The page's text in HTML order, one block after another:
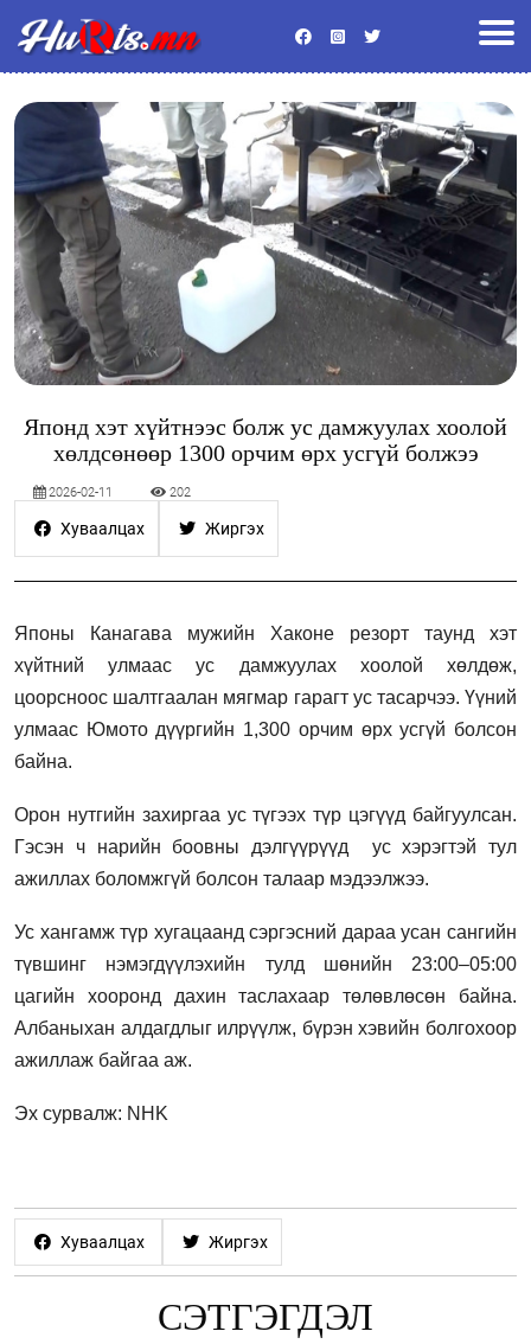
Японд хэт хүйтнээс болж ус дамжуулах хоолой
хөлдсөнөөр 1300 орчим өрх усгүй болжээ
2026-02-11 202
Хуваалцах Жиргэх
Японы Канагавa мужийн Хаконе резорт таунд хэт
хүйтний улмаас ус дамжуулах хоолой хөлдөж,
цоорсноос шалтгаалан мягмар гарагт ус тасарчээ. Үүний
улмаас Юмото дүүргийн 1,300 орчим өрх усгүй болсон
байна.
Орон нутгийн захиргаа ус түгээх түр цэгүүд байгуулсан.
Гэсэн ч нарийн боовны дэлгүүрүүд ус хэрэгтэй тул
ажиллах боломжгүй болсон талаар мэдээлжээ.
Ус хангамж түр хугацаанд сэргэсний дараа усан сангийн
түвшинг нэмэгдүүлэхийн тулд шөнийн 23:00–05:00
цагийн хооронд дахин таслахаар төлөвлөсөн байна.
Албаныхан алдагдлыг илрүүлж, бүрэн хэвийн болгохоор
ажиллаж байгаа аж.
Эх сурвалж: NHK
Хуваалцах Жиргэх
СЭТГЭГДЭЛ